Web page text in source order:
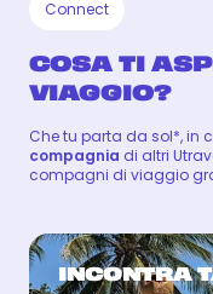
Connect
COSA TI
VIAGGIO?
Che tu parta da sol*, in
compagnia di altri
compagni di viaggio
INCONTRA